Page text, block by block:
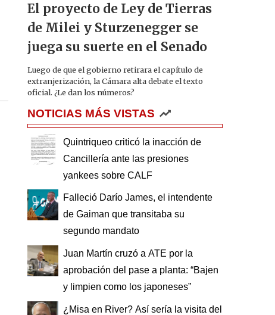
El proyecto de Ley de Tierras
de Milei y Sturzenegger se
juega su suerte en el Senado
Luego de que el gobierno retirara el capítulo de
extranjerización, la Cámara alta debate el texto
oficial. ¿Le dan los números?
NOTICIAS MÁS VISTAS
Quintriqueo criticó la inacción de
Cancillería ante las presiones
yankees sobre CALF
Falleció Darío James, el intendente
de Gaiman que transitaba su
segundo mandato
Juan Martín cruzó a ATE por la
aprobación del pase a planta: “Bajen
y limpien como los japoneses”
¿Misa en River? Así sería la visita del